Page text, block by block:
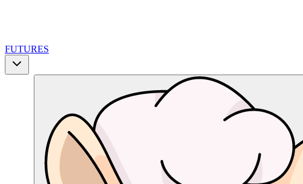
FUTURES